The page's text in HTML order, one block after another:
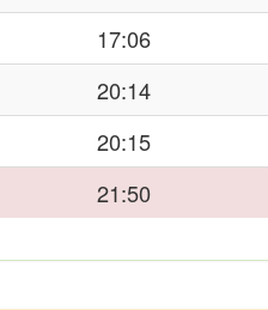
17:06
20:14
20:15
21:50